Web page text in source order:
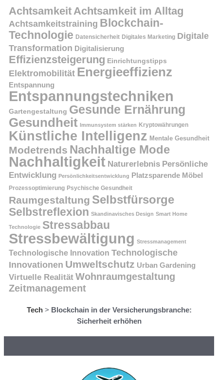
AchtsamkeitAchtsamkeit im Alltag
Achtsamkeitstraining Blockchain-
Technologie Datensicherheit Digitales Marketing Digitale
Transformation Digitalisierung
Effizienzsteigerung Einrichtungstipps
Elektromobilität Energieeffizienz
Entspannung
Entspannungstechniken
Gartengestaltung Gesunde Ernährung
Gesundheit Immunsystem stärken Kryptowährungen
Künstliche Intelligenz Mentale Gesundheit
Modetrends Nachhaltige Mode
Nachhaltigkeit Naturerlebnis Persönliche
Entwicklung Persönlichkeitsentwicklung Platzsparende Möbel
Prozessoptimierung Psychische Gesundheit
Raumgestaltung Selbstfürsorge
Selbstreflexion Skandinavisches Design Smart Home
Technologie Stressabbau
Stressbewältigung Stressmanagement
Technologische Innovation Technologische
Innovationen Umweltschutz Urban Gardening
Virtuelle Realität Wohnraumgestaltung
Zeitmanagement
Tech> Blockchain in der Versicherungsbranche:
Sicherheit erhöhen